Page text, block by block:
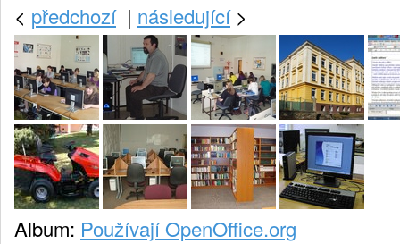
< předchozí| následující>
Album: Používají OpenOffice.org